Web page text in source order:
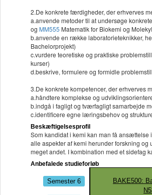
2.De konkrete færdigheder, der erhverves
a.anvende metoder til at undersøge
og MM555 Matematik for Biokemi og
b.anvende en række laboratorieteknikker,
Bachelorprojekt)
c.vurdere teoretiske og praktiske
kurser)
d.beskrive, formulere og formidle
3.De konkrete kompetencer, der erhverves
a.håndtere komplekse og
b.indgå i fagligt og tværfagligt samarbejde
c.identificere egne læringsbehov og
Beskæftigelsesprofil
Som kandidat i kemi kan man få
alle aspekter af kemi herunder forskning
meget andet. I kombination med et sidefag
Anbefalede studieforløb
Semester 6
BAKE500: